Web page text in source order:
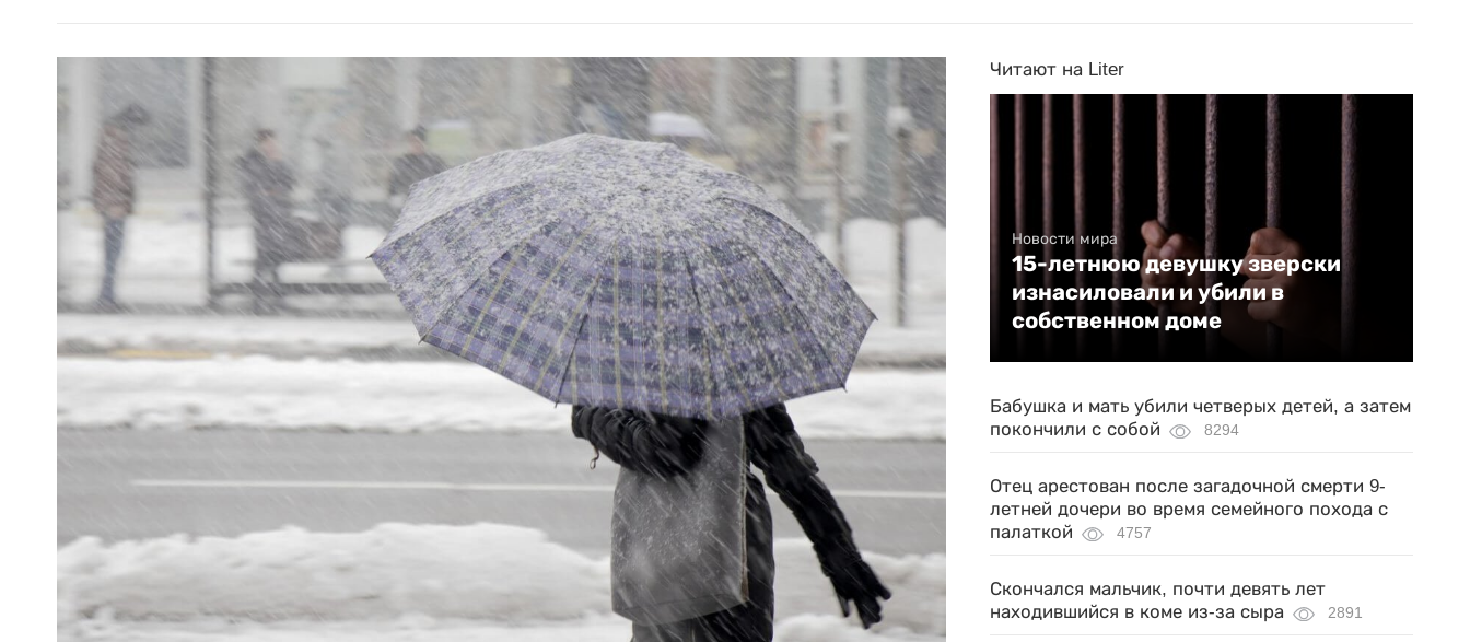
Читают на Liter
Новости мира
15-летнюю девушку зверски
изнасиловали и убили в
собственном доме
Бабушка и мать убили четверых детей, а затем
покончили с собой
8294
Отец арестован после загадочной смерти 9-
летней дочери во время семейного похода с
палаткой
4757
Скончался мальчик, почти девять лет
находившийся в коме из-за сыра
2891